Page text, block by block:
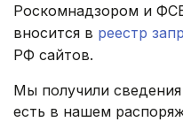
Роскомнадзором и
вносится в реестр
РФ сайтов.
Мы получили
есть в нашем